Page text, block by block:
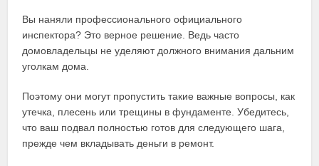
Вы наняли профессионального официального
инспектора? Это верное решение. Ведь часто
домовладельцы не уделяют должного внимания дальним
уголкам дома.
Поэтому они могут пропустить такие важные вопросы, как
утечка, плесень или трещины в фундаменте. Убедитесь,
что ваш подвал полностью готов для следующего шага,
прежде чем вкладывать деньги в ремонт.